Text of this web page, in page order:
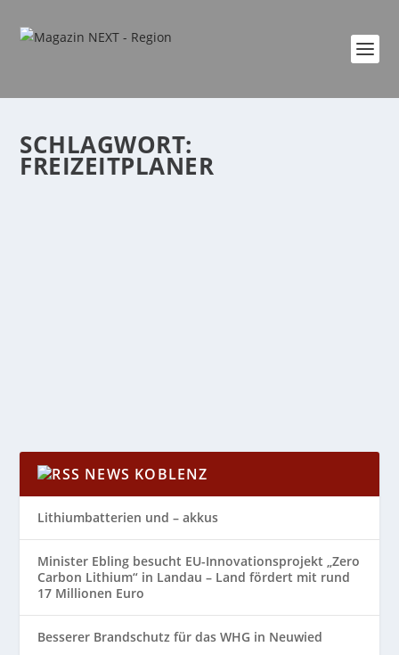
SCHLAGWORT:
FREIZEITPLANER
NEWS KOBLENZ
Lithiumbatterien und – akkus
Minister Ebling besucht EU-Innovationsprojekt „Zero
Carbon Lithium“ in Landau – Land fördert mit rund
17 Millionen Euro
Besserer Brandschutz für das WHG in Neuwied